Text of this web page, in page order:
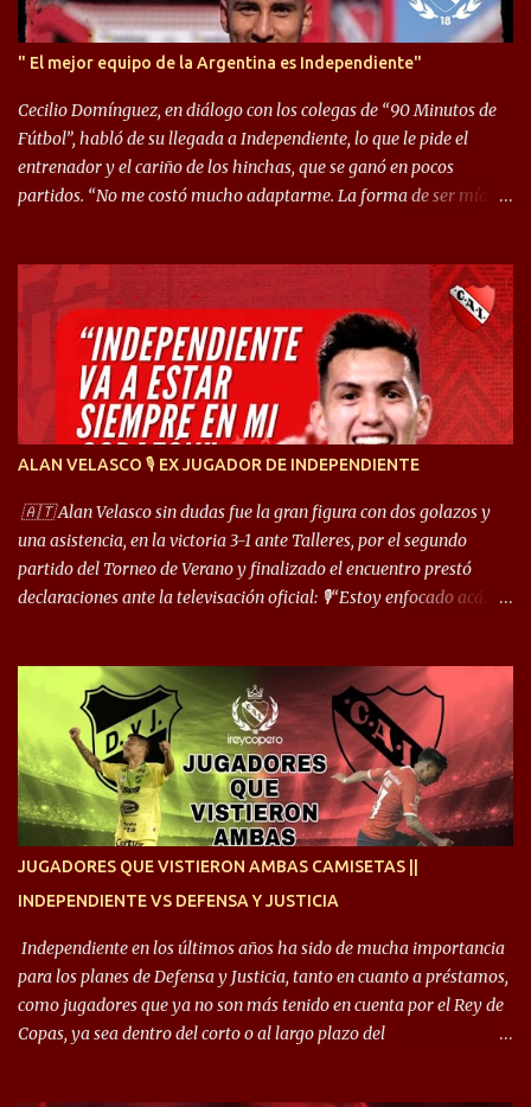
" El mejor equipo de la Argentina es Independiente"
Cecilio Domínguez, en diálogo con los colegas de “90 Minutos de
Fútbol”, habló de su llegada a Independiente, lo que le pide el
entrenador y el cariño de los hinchas, que se ganó en pocos
partidos. “No me costó mucho adaptarme. La forma de ser mía
llegué a un Independiente que juega muy dinámico y me gusta
mucho. Me favorece por la forma de jugar mía y eso también
ayudó a que me adapte”. “Me siento mejor por izquierda, pero me
gusta mucho jugar de 9, y juego sin problemas por derecha
también. Jugar de 9 y de extremo por izquierda es diferente. A mi
me gusta jugar por fuera, porque tengo mas posibilidades de
encarar, de enganchar. Pero yo soy un hombre que pica mucho y
arco y tengo más posibilidades”. Sobre lo que le pide el DT,
comentó: “Cuando juego de 9, obviamente me pide presionar, y
cuand...
ALAN VELASCO 🎙 EX JUGADOR DE INDEPENDIENTE
🇦🇹 Alan Velasco sin dudas fue la gran figura con dos golazos y
una asistencia, en la victoria 3-1 ante Talleres, por el segundo
partido del Torneo de Verano y finalizado el encuentro prestó
declaraciones ante la televisación oficial: 🎙️“Estoy enfocado acá.
ojalá sea lo mejor para el club y para mí. Independiente va a estar
siempre en mi corazón”. 🎙️“Siempre que me tocó vestir la camiseta
quise dar lo mejor. Si me toca marcharme, estoy agradecido al
hincha”. 🎙️“El equipo hizo un gran trabajo, quedó demostrado en el
resultado. Es nuestro segundo partido, en la pretemporada nos
enfocamos en la preparación física. El grupo está encontrando la
JUGADORES QUE VISTIERON AMBAS CAMISETAS ||
INDEPENDIENTE VS DEFENSA Y JUSTICIA
Independiente en los últimos años ha sido de mucha importancia
para los planes de Defensa y Justicia, tanto en cuanto a préstamos,
como jugadores que ya no son más tenido en cuenta por el Rey de
Copas, ya sea dentro del corto o al largo plazo del